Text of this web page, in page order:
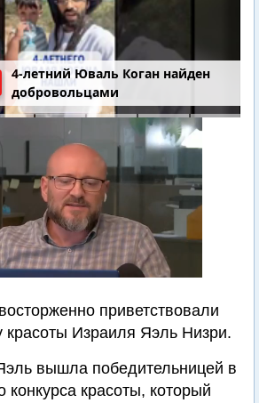
4-летний Юваль Коган найден
добровольцами
приветствовали
красоты Израиля Яэль Низри.
вышла победительницей в
конкурса красоты, который